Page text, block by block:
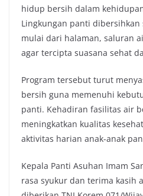
hidup bersih dalam
Lingkungan panti dibersihkan
mulai dari halaman, saluran
agar tercipta suasana sehat
Program tersebut turut
bersih guna memenuhi
panti. Kehadiran fasilitas air
meningkatkan kualitas
aktivitas harian anak-anak
Kepala Panti Asuhan Imam
rasa syukur dan terima kasih